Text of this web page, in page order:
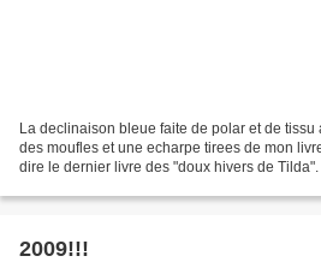
La declinaison bleue faite de polar et de tissu
des moufles et une echarpe tirees de mon
dire le dernier livre des "doux hivers de
2009!!!